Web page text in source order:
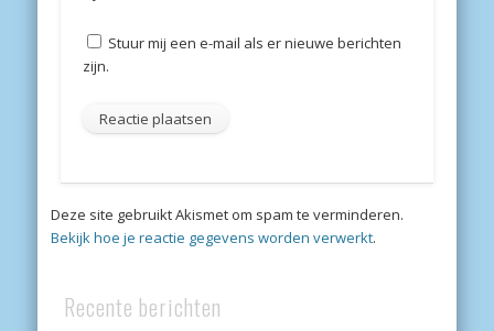
Stuur mij een e-mail als er nieuwe berichten
zijn.
Deze site gebruikt Akismet om spam te verminderen.
Bekijk hoe je reactie gegevens worden verwerkt.
Recente berichten